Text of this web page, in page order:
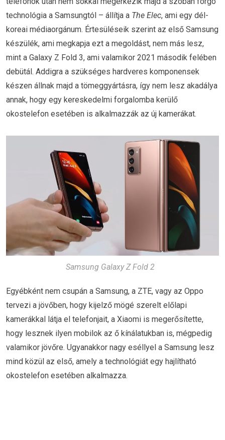
technológia a Samsungtól – állítja a The Elec, ami egy dél-
koreai médiaorgánum. Értesüléseik szerint az első Samsung
készülék, ami megkapja ezt a megoldást, nem más lesz,
mint a Galaxy Z Fold 3, ami valamikor 2021 második felében
debütál. Addigra a szükséges hardveres komponensek
készen állnak majd a tömeggyártásra, így nem lesz akadálya
annak, hogy egy kereskedelmi forgalomba kerülő
okostelefon esetében is alkalmazzák az új kamerákat.
Samsung Galaxy Z Fold 2
Egyébként nem csupán a Samsung, a ZTE, vagy az Oppo
tervezi a jövőben, hogy kijelző mögé szerelt előlapi
kamerákkal látja el telefonjait, a Xiaomi is megerősítette,
hogy lesznek ilyen mobilok az ő kínálatukban is, mégpedig
valamikor jövőre. Ugyanakkor nagy eséllyel a Samsung lesz
mind közül az első, amely a technológiát egy hajlítható
okostelefon esetében alkalmazza.